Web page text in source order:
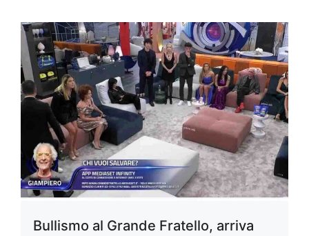
Bullismo al Grande Fratello, arriva